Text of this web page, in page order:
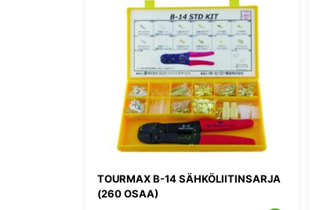
TOURMAX B-14 SÄHKÖLIITINSARJA
(260 OSAA)